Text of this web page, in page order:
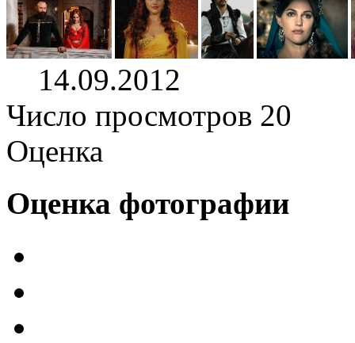
14.09.2012
Число просмотров 20
Оценка
Оценка фотографии